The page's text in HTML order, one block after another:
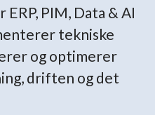
PIM, Data & AI
tekniske
og optimerer
driften og det